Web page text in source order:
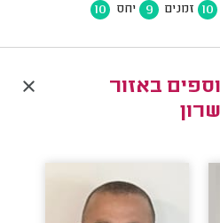
10 זמנים 9 יחס 10
באזור